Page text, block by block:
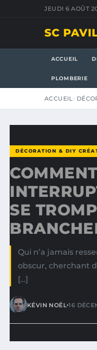
JEUDI 6 AOÛT
SC
ACCUEIL
PLOMBERIE
ACCUEIL
DÉCORATION & DIY
SE
Qui n’a jamais
obscur, cherchant
[…]
KÉVIN NOËL•16